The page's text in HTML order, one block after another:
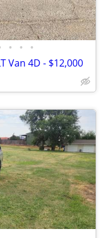
• • •
Van 4D - $12,000